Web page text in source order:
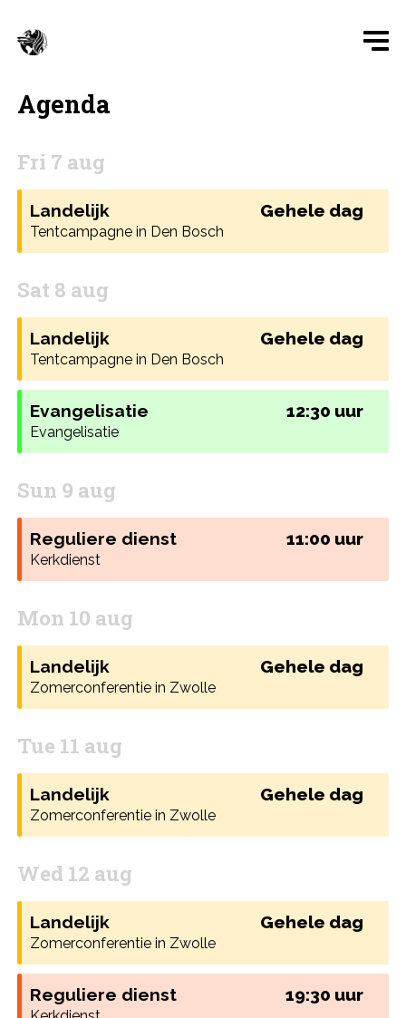
Agenda
Fri 7 aug
Landelijk Gehele dag
Tentcampagne in Den Bosch
Sat 8 aug
Landelijk Gehele dag
Tentcampagne in Den Bosch
Evangelisatie 12:30 uur
Evangelisatie
Sun 9 aug
Reguliere dienst 11:00 uur
Kerkdienst
Mon 10 aug
Landelijk Gehele dag
Zomerconferentie in Zwolle
Tue 11 aug
Landelijk Gehele dag
Zomerconferentie in Zwolle
Wed 12 aug
Landelijk Gehele dag
Zomerconferentie in Zwolle
Reguliere dienst 19:30 uur